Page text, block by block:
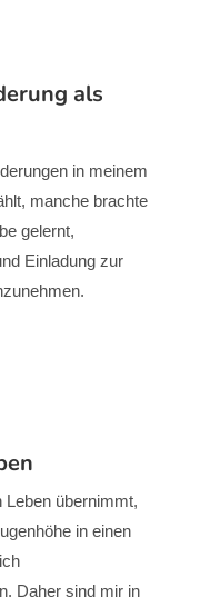
als
in meinem
manche brachte
gelernt,
Einladung zur
Leben übernimmt,
in einen
Daher sind mir in